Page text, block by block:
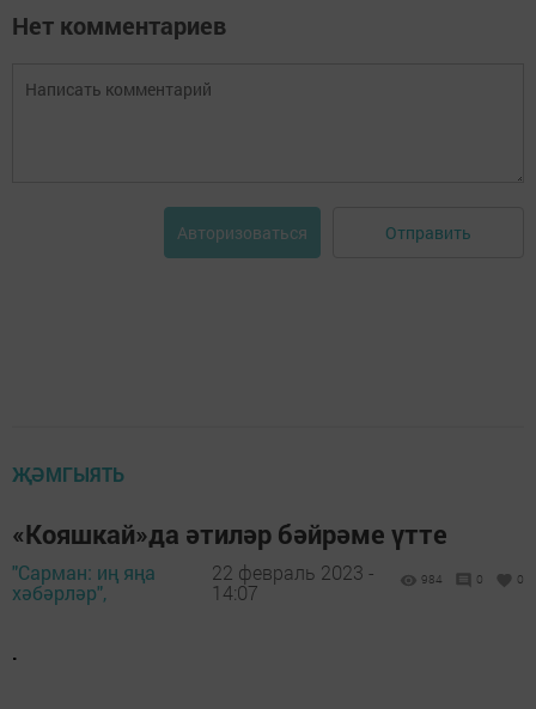
Нет комментариев
Авторизоваться Отправить
ҖӘМГЫЯТЬ
«Кояшкай»да әтиләр бәйрәме үтте
"Сарман: иң яңа
хәбәрләр",
22 февраль 2023 -
14:07
984 0 0
.